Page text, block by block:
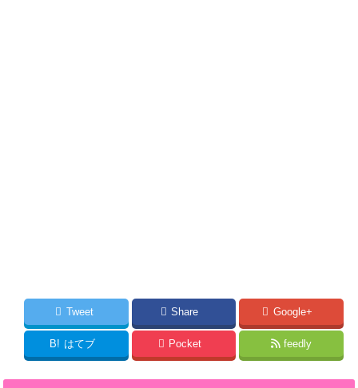
Tweet Share Google+
B! はてブ Pocket feedly